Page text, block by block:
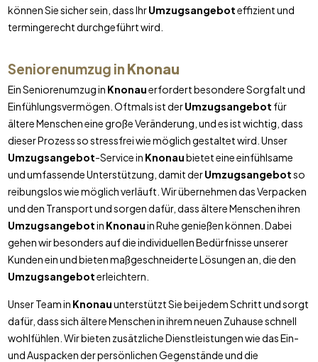
können Sie sicher sein, dass IhrUmzugsangeboteffizient und
termingerecht durchgeführt wird.
Seniorenumzug in Knonau
Ein Seniorenumzug in Knonauerfordert besondere Sorgfalt und
Einfühlungsvermögen. Oftmals ist derUmzugsangebot für
ältere Menschen eine große Veränderung, und es ist wichtig, dass
dieser Prozess so stressfrei wie möglich gestaltet wird. Unser
Umzugsangebot-Service in Knonaubietet eine einfühlsame
und umfassende Unterstützung, damit derUmzugsangebotso
reibungslos wie möglich verläuft. Wir übernehmen das Verpacken
und den Transport und sorgen dafür, dass ältere Menschen ihren
Umzugsangebotin Knonauin Ruhe genießen können. Dabei
gehen wir besonders auf die individuellen Bedürfnisse unserer
Kunden ein und bieten maßgeschneiderte Lösungen an, die den
Umzugsangeboterleichtern.
Unser Team in Knonauunterstützt Sie bei jedem Schritt und sorgt
dafür, dass sich ältere Menschen in ihrem neuen Zuhause schnell
wohlfühlen. Wir bieten zusätzliche Dienstleistungen wie das Ein-
und Auspacken der persönlichen Gegenstände und die